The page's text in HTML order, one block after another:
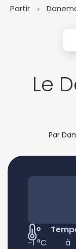
Partir
Le
Par
-1 °C
à
Juillet
Août